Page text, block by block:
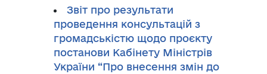
Звіт про результати
проведення консультацій з
громадськістю щодо проєкту
постанови Кабінету Міністрів
України “Про внесення змін до